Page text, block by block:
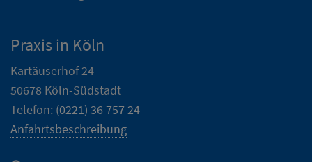
Praxis in Köln
Kartäuserhof 24
50678 Köln-Südstadt
Telefon: (0221) 36 757 24
Anfahrtsbeschreibung